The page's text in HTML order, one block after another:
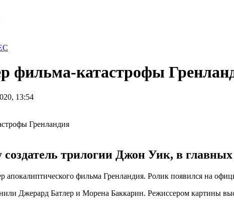
фильма-катастрофы
13:54
создатель трилогии Джон Уик, в
апокалиптического фильма Гренландия. Ролик появился на
Джерард Батлер и Морена Баккарин. Режиссером картины